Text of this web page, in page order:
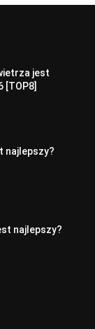
jest
[TOP8]
najlepszy?
najlepszy?